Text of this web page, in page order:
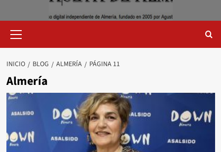
primario
INICIO BLOG ALMERÍA PÁGINA 11
Almería